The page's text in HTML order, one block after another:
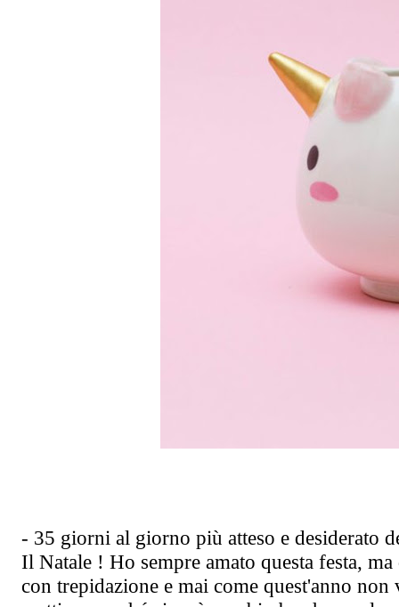
- 35 giorni al giorno più atteso e desiderato
Il Natale ! Ho sempre amato questa festa,
con trepidazione e mai come quest'anno